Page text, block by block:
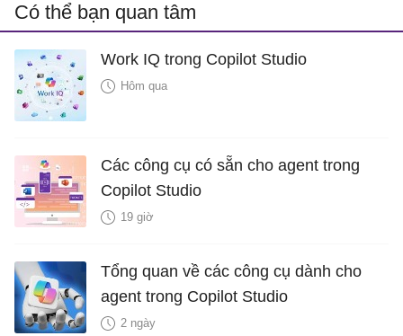
Có thể bạn quan tâm
Work IQ trong Copilot Studio
Hôm qua
Các công cụ có sẵn cho agent trong
Copilot Studio
19 giờ
Tổng quan về các công cụ dành cho
agent trong Copilot Studio
2 ngày